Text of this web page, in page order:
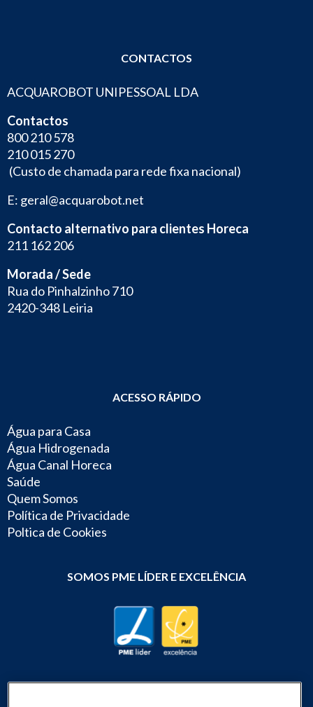
CONTACTOS
ACQUAROBOT UNIPESSOAL LDA
Contactos
800 210 578
210 015 270
(Custo de chamada para rede fixa nacional)
E: geral@acquarobot.net
Contacto alternativo para clientes Horeca
211 162 206
Morada / Sede
Rua do Pinhalzinho 710
2420-348 Leiria
ACESSO RÁPIDO
Água para Casa
Água Hidrogenada
Água Canal Horeca
Saúde
Quem Somos
Política de Privacidade
Poltica de Cookies
SOMOS PME LÍDER E EXCELÊNCIA